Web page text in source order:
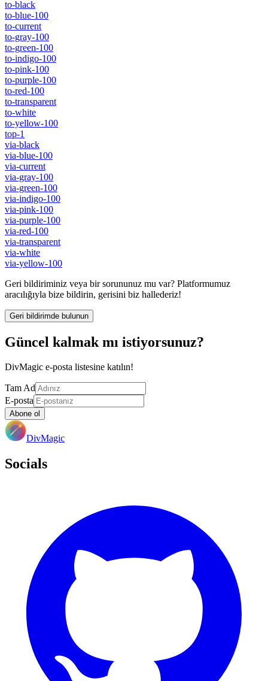
to-black
to-blue-100
to-current
to-gray-100
to-green-100
to-indigo-100
to-pink-100
to-purple-100
to-red-100
to-transparent
to-white
to-yellow-100
top-1
via-black
via-blue-100
via-current
via-gray-100
via-green-100
via-indigo-100
via-pink-100
via-purple-100
via-red-100
via-transparent
via-white
via-yellow-100
Geri bildiriminiz veya bir sorununuz mu var? Platformumuz
aracılığıyla bize bildirin, gerisini biz hallederiz!
Geri bildirimde bulunun
Güncel kalmak mı istiyorsunuz?
DivMagic e-posta listesine katılın!
Tam Ad
E-posta
Abone ol
DivMagic
Socials